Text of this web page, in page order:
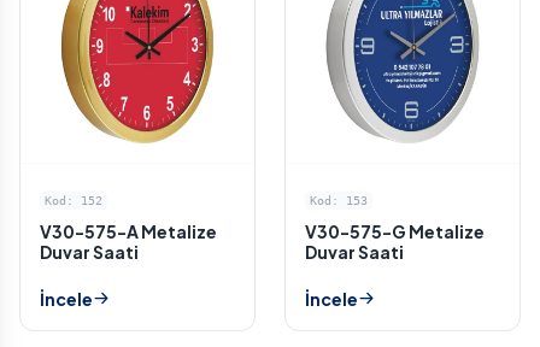
Kod: 152
V30-575-A Metalize
Duvar Saati
İncele
Kod: 153
V30-575-G Metalize
Duvar Saati
İncele